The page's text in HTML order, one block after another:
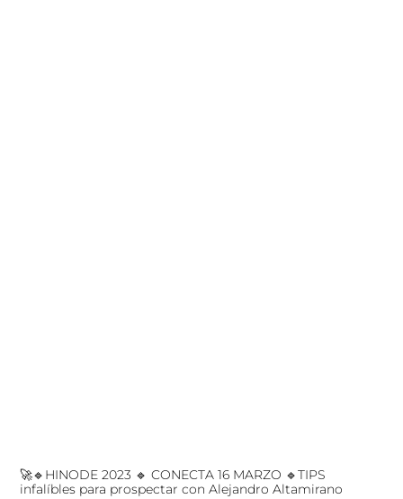
🚀🔹HINODE 2023 🔹 CONECTA 16 MARZO 🔹TIPS
infalíbles para prospectar con Alejandro Altamirano